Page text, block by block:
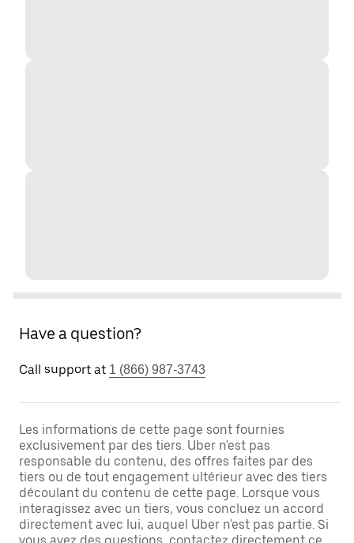
Have a question?
Call support at 1 (866) 987-3743
Les informations de cette page sont fournies
exclusivement par des tiers. Uber n'est pas
responsable du contenu, des offres faites par des
tiers ou de tout engagement ultérieur avec des tiers
découlant du contenu de cette page. Lorsque vous
interagissez avec un tiers, vous concluez un accord
directement avec lui, auquel Uber n'est pas partie. Si